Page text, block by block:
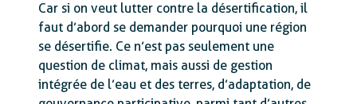
Car si on veut lutter contre la désertification, il
faut d’abord se demander pourquoi une région
se désertifie. Ce n’est pas seulement une
question de climat, mais aussi de gestion
intégrée de l’eau et des terres, d’adaptation, de